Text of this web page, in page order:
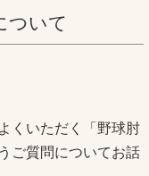
ついて
くいただく「野球肘
ご質問についてお話